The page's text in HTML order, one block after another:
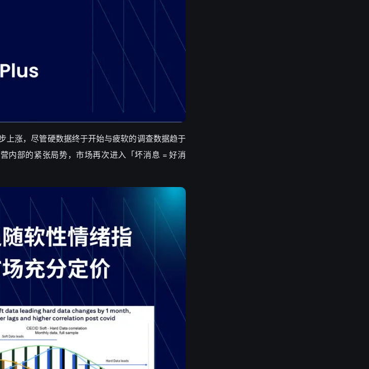
上涨，尽管硬数据终于开始与疲软的调查数据趋于
内部的紧张局势，市场再次进入「坏消息 = 好消